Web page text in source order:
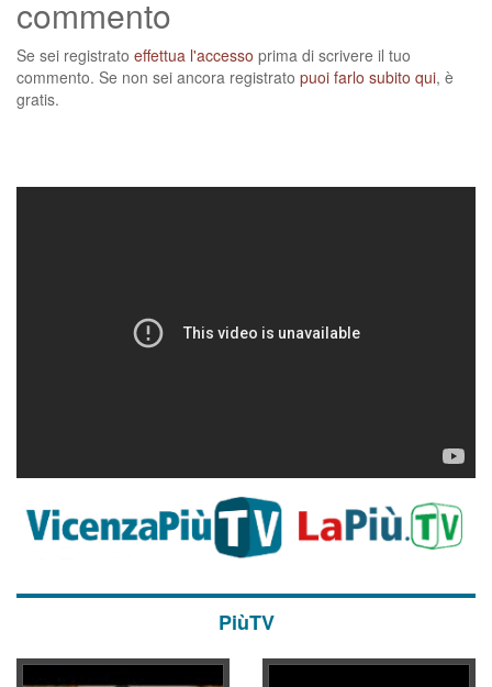
commento
Se sei registrato effettua l'accesso prima di scrivere il tuo
commento. Se non sei ancora registrato puoi farlo subito qui, è
gratis.
PiùTV